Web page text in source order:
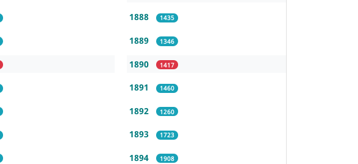
1888 1435
1889 1346
1890 1417
1891 1460
1892 1260
1893 1723
1894 1908